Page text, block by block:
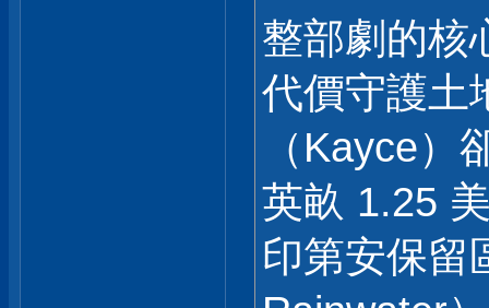
整部劇的核
代價守護土
（Kayce
英畝 1.25
印第安保留